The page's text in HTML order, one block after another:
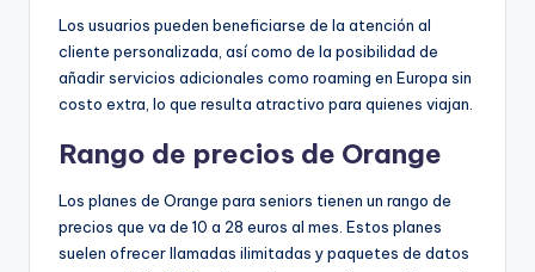
Los usuarios pueden beneficiarse de la atención al
cliente personalizada, así como de la posibilidad de
añadir servicios adicionales como roaming en Europa sin
costo extra, lo que resulta atractivo para quienes viajan.
Rango de precios de Orange
Los planes de Orange para seniors tienen un rango de
precios que va de 10 a 28 euros al mes. Estos planes
suelen ofrecer llamadas ilimitadas y paquetes de datos